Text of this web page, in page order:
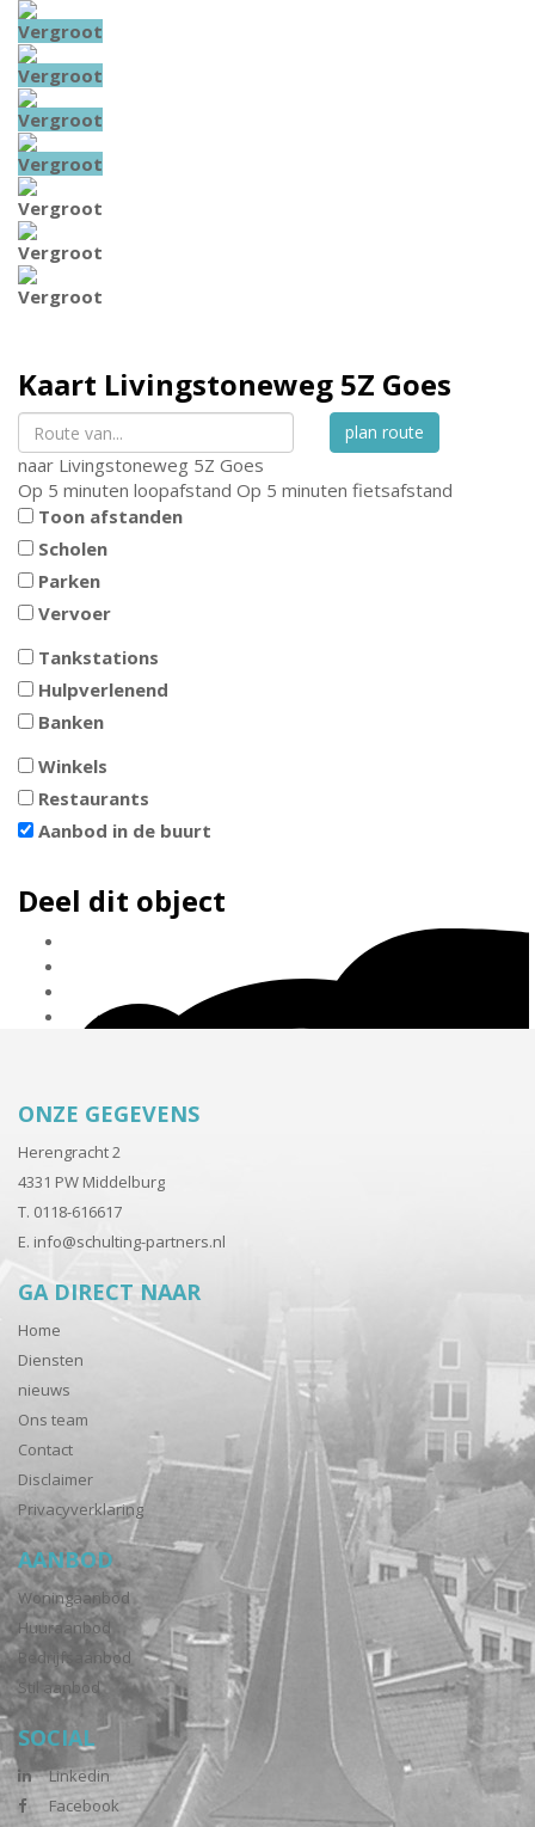
Vergroot
Vergroot
Vergroot
Vergroot
Vergroot
Vergroot
Vergroot
Kaart Livingstoneweg 5Z Goes
plan route
naar Livingstoneweg 5Z Goes
Op 5 minuten loopafstand Op 5 minuten fietsafstand
Toon afstanden
Scholen
Parken
Vervoer
Tankstations
Hulpverlenend
Banken
Winkels
Restaurants
Aanbod in de buurt
Deel dit object
ONZE GEGEVENS
Herengracht 2
4331 PW Middelburg
T. 0118-616617
E. info@schulting-partners.nl
GA DIRECT NAAR
Home
Diensten
nieuws
Ons team
Contact
Disclaimer
Privacyverklaring
AANBOD
Woningaanbod
Huuraanbod
Bedrijfsaanbod
Stil aanbod
SOCIAL
Linkedin
Facebook